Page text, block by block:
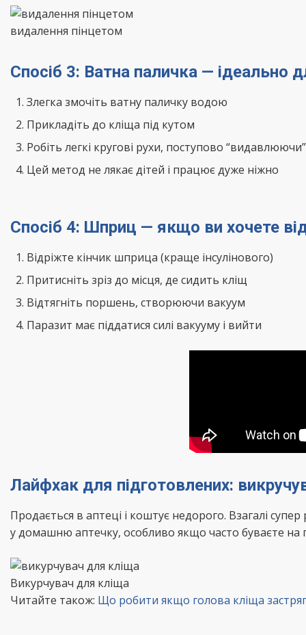
видалення пінцетом
Спосіб 3: Ватна паличка — ідеально
Злегка змочіть ватну паличку водою
Прикладіть до кліща під кутом
Робіть легкі кругові рухи, поступово
Цей метод не лякає дітей і працює дуже ніжно
Спосіб 4: Шприц — якщо ви хочете
Відріжте кінчик шприца (краще інсулінового)
Притисніть зріз до місця, де сидить кліщ
Відтягніть поршень, створюючи вакуум
Паразит має піддатися силі вакууму і вийти
Лайфхак для підготовлених:
Продається в аптеці і коштує недорого. Взагалі
у домашню аптечку, особливо якщо часто буваєте на
Викурчувач для кліща
Читайте також: Що робити якщо голова кліща